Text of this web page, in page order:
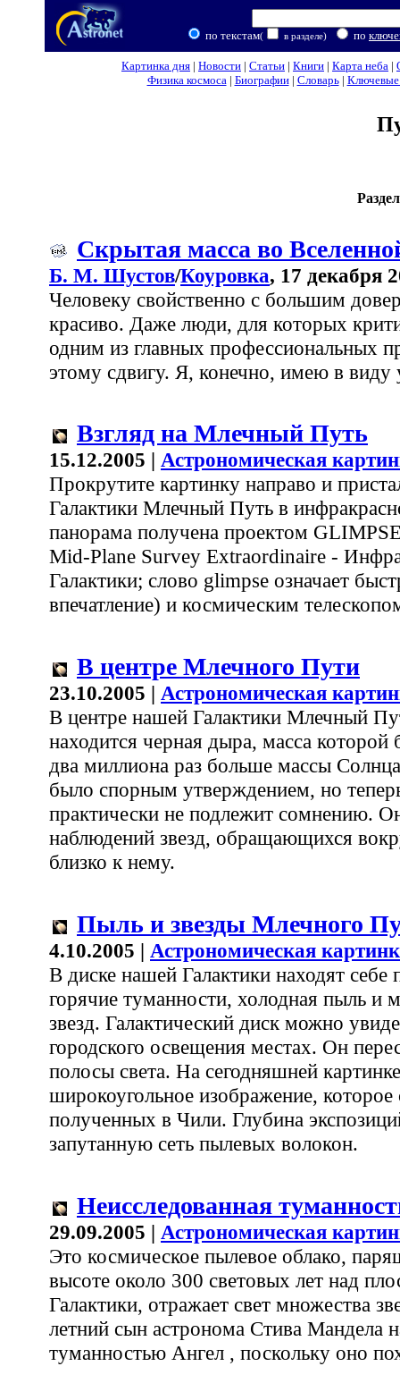
по текстам( в разделе) по
Картинка дня | Новости | Статьи | Книги | Карта неба |
Физика космоса| Биографии| Словарь| Ключевые
Скрытая масса во
Б. М. Шустов/Коуровка, 17 декабря
Человеку свойственно с бoльшим
красиво. Даже люди, для которых
одним из главных профессиональных
этому сдвигу. Я, конечно, имею в виду
Взгляд на Млечный Путь
15.12.2005 | Астрономическая
Прокрутите картинку направо и
Галактики Млечный Путь в
панорама получена проектом
Mid-Plane Survey Extraordinaire -
Галактики; слово glimpse означает
впечатление) и космическим
В центре Млечного Пути
23.10.2005 | Астрономическая
В центре нашей Галактики Млечный
находится черная дыра, масса которой
два миллиона раз больше массы
было спорным утверждением, но
практически не подлежит сомнению.
наблюдений звезд, обращающихся
близко к нему.
Пыль и звезды Млечного
4.10.2005 | Астрономическая
В диске нашей Галактики находят себе
горячие туманности, холодная пыль и
звезд. Галактический диск можно
городского освещения местах. Он
полосы света. На сегодняшней
широкоугольное изображение, которое
полученных в Чили. Глубина
запутанную сеть пылевых волокон.
Неисследованная
29.09.2005 | Астрономическая
Это космическое пылевое облако,
высоте около 300 световых лет над
Галактики, отражает свет множества
летний сын астронома Стива Мандела
туманностью Ангел , поскольку оно